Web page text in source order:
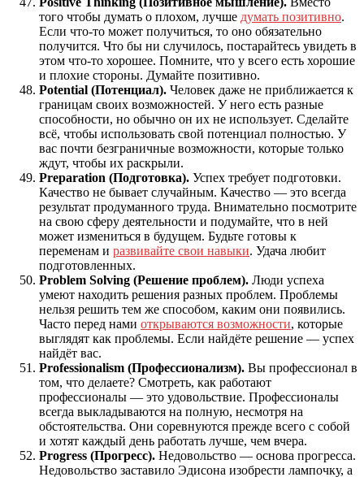
того чтобы думать о плохом, лучше думать позитивно.
Если что-то может получиться, то оно обязательно
получится. Что бы ни случилось, постарайтесь увидеть в
этом что-то хорошее. Помните, что у всего есть хорошие
и плохие стороны. Думайте позитивно.
Potential (Потенциал). Человек даже не приближается к
границам своих возможностей. У него есть разные
способности, но обычно он их не использует. Сделайте
всё, чтобы использовать свой потенциал полностью. У
вас почти безграничные возможности, которые только
ждут, чтобы их раскрыли.
Preparation (Подготовка). Успех требует подготовки.
Качество не бывает случайным. Качество — это всегда
результат продуманного труда. Внимательно посмотрите
на свою сферу деятельности и подумайте, что в ней
может измениться в будущем. Будьте готовы к
переменам и развивайте свои навыки. Удача любит
подготовленных.
Problem Solving (Решение проблем). Люди успеха
умеют находить решения разных проблем. Проблемы
нельзя решить тем же способом, каким они появились.
Часто перед нами открываются возможности, которые
выглядят как проблемы. Если найдёте решение — успех
найдёт вас.
Professionalism (Профессионализм). Вы профессионал в
том, что делаете? Смотреть, как работают
профессионалы — это удовольствие. Профессионалы
всегда выкладываются на полную, несмотря на
обстоятельства. Они соревнуются прежде всего с собой
и хотят каждый день работать лучше, чем вчера.
Progress (Прогресс). Недовольство — основа прогресса.
Недовольство заставило Эдисона изобрести лампочку, а